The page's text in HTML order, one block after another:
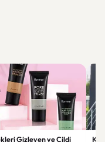
Gizleyen ve Cildi